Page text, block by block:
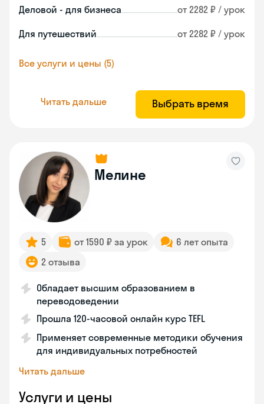
Деловой - для бизнеса от 2282 ₽ / урок
Для путешествий от 2282 ₽ / урок
Все услуги и цены (5)
Читать дальше Выбрать время
Мелине
5 от 1590 ₽ за урок
6 лет опыта
2 отзыва
Обладает высшим образованием в
переводоведении
Прошла 120-часовой онлайн курс TEFL
Применяет современные методики обучения
для индивидуальных потребностей
Читать дальше
Услуги и цены